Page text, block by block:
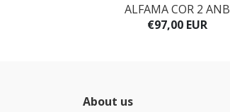
ALFAMA COR 2 ANB
€97,00 EUR
About us